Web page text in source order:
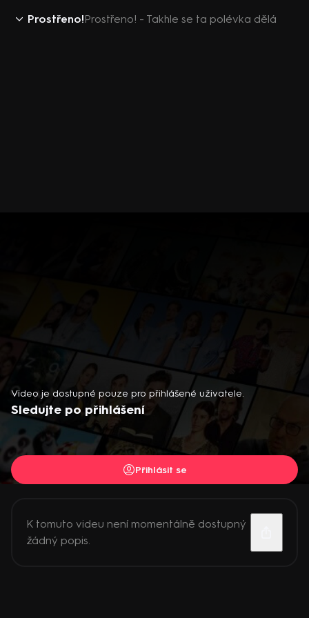
Prostřeno!Prostřeno! - Takhle se ta polévka dělá
Video je dostupné pouze pro přihlášené uživatele.
Sledujte po přihlášení
Přihlásit se
K tomuto videu není momentálně dostupný
žádný popis.